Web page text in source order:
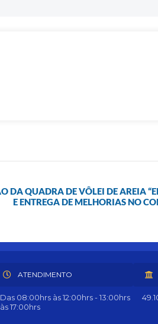
DA QUADRA DE VÔLEI DE AREIA
E ENTREGA DE MELHORIAS NO
ATENDIMENTO
Das 08:00hrs às 12:00hrs - 13:00hrs
às 17:00hrs